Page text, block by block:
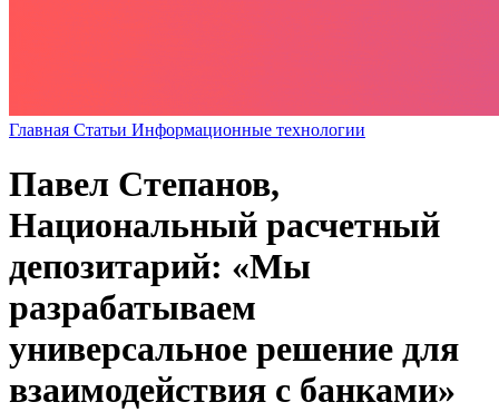
Главная Статьи Информационные технологии
Павел Степанов,
Национальный расчетный
депозитарий: «Мы
разрабатываем
универсальное решение для
взаимодействия с банками»